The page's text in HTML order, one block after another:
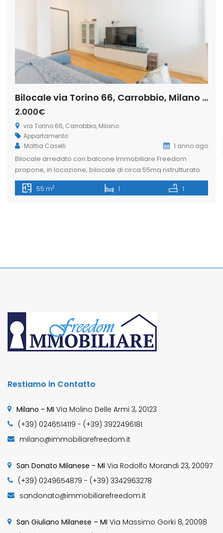
Bilocale via Torino 66, Carrobbio, Milano (Rif. IFM179)
2.000€
via Torino 66, Carrobbio, Milano
Appartamento
Mattia Caselli
1 anno ago
Bilocale arredato con balcone Immobiliare Freedom
propone, in locazione, bilocale di circa 55mq ristrutturato
posto al secondo piano in via Torino, situato nel cuore del
centro storico di Milano. La zona è una delle aree più
55 m2 1 1
Restiamo in Contatto
Milano - MI Via Molino Delle Armi 3, 20123
(+39) 0246514119 - (+39) 3922496181
milano@immobiliarefreedom.it
San Donato Milanese - MI Via Rodolfo Morandi 23, 20097
(+39) 0249654879 - (+39) 3342963278
sandonato@immobiliarefreedom.it
San Giuliano Milanese – MI Via Massimo Gorki 8, 20098